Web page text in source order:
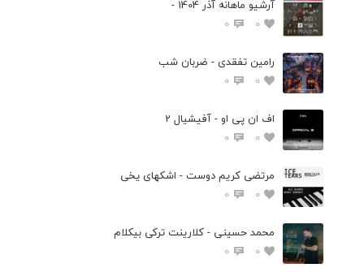
آرشیو ماهانه آذر 1404 -
0
0
رامین تفقدی - ضربان شب
0
0
اف ان پی او - آفیشیال 2
0
0
مرتضی کریم دوست - اشکهای یخی
0
0
محمد حسینی - کلارینت ترکی بیکلام
0
0